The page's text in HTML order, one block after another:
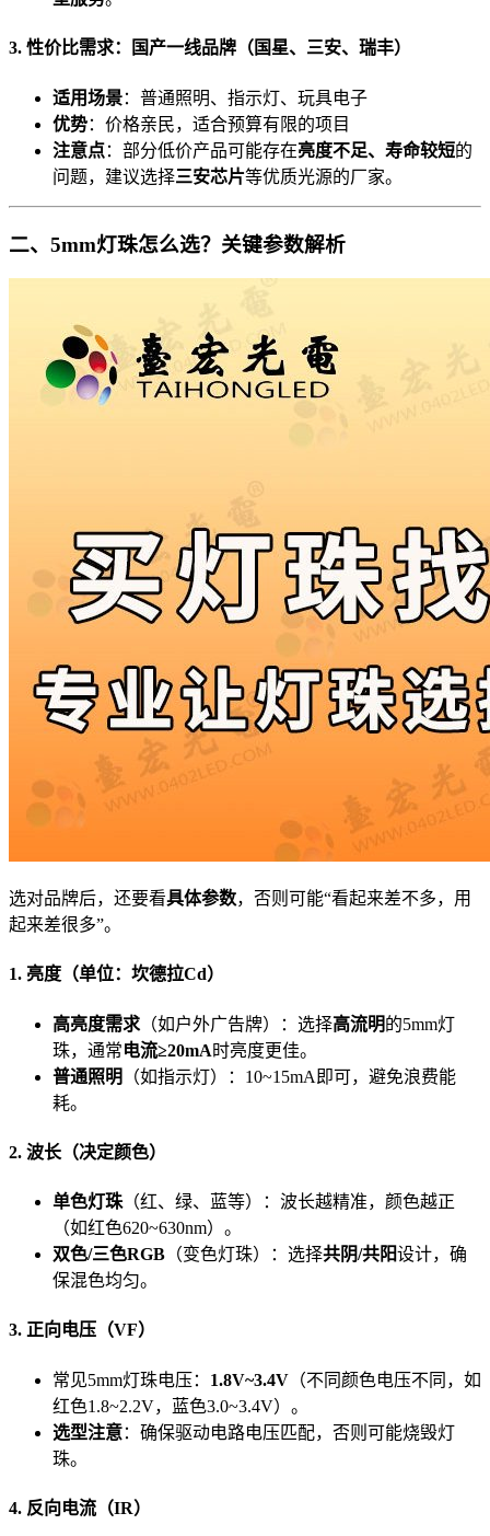
3. 性价比需求：国产一线品牌（国星、三安、瑞丰）
适用场景：普通照明、指示灯、玩具电子
优势：价格亲民，适合预算有限的项目
注意点：部分低价产品可能存在亮度不足、寿命较短的
问题，建议选择三安芯片等优质光源的厂家。
二、5mm灯珠怎么选？关键参数解析
选对品牌后，还要看具体参数，否则可能“看起来差不多，用
起来差很多”。
1. 亮度（单位：坎德拉Cd）
高亮度需求 （如户外广告牌）：选择高流明的5mm灯
珠，通常电流≥20mA时亮度更佳。
普通照明
（如指示灯）：10~15mA即可，避免浪费能
耗。
2. 波长（决定颜色）
单色灯珠 （红、绿、蓝等）：波长越精准，颜色越正
（如红色620~630nm）。
双色/三色RGB （变色灯珠）：选择共阴/共阳设计，确
保混色均匀。
3. 正向电压（VF）
常见5mm灯珠电压： 1.8V~3.4V （不同颜色电压不同，如
红色1.8~2.2V，蓝色3.0~3.4V）。
选型注意：确保驱动电路电压匹配，否则可能烧毁灯
珠。
4. 反向电流（IR）